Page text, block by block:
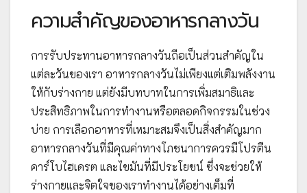
ความสำคัญของอาหารกลางวัน
การรับประทานอาหารกลางวันถือเป็นส่วนสำคัญใน
แต่ละวันของเรา อาหารกลางวันไม่เพียงแต่เติมพลังงาน
ให้กับร่างกาย แต่ยังมีบทบาทในการเพิ่มสมาธิและ
ประสิทธิภาพในการทำงานหรือตลอดกิจกรรมในช่วง
บ่าย การเลือกอาหารที่เหมาะสมจึงเป็นสิ่งสำคัญมาก
อาหารกลางวันที่มีคุณค่าทางโภชนาการควรมีโปรตีน
คาร์โบไฮเดรต และไขมันที่มีประโยชน์ ซึ่งจะช่วยให้
ร่างกายและจิตใจของเราทำงานได้อย่างเต็มที่